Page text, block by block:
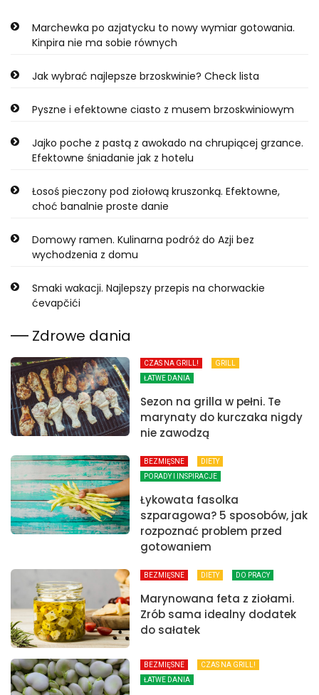
Marchewka po azjatycku to nowy wymiar gotowania.
Kinpira nie ma sobie równych
Jak wybrać najlepsze brzoskwinie? Check lista
Pyszne i efektowne ciasto z musem brzoskwiniowym
Jajko poche z pastą z awokado na chrupiącej grzance.
Efektowne śniadanie jak z hotelu
Łosoś pieczony pod ziołową kruszonką. Efektowne,
choć banalnie proste danie
Domowy ramen. Kulinarna podróż do Azji bez
wychodzenia z domu
Smaki wakacji. Najlepszy przepis na chorwackie
ćevapčići
Zdrowe dania
CZAS NA GRILL!
GRILL
ŁATWE DANIA
Sezon na grilla w pełni. Te
marynaty do kurczaka nigdy
nie zawodzą
BEZMIĘSNE
DIETY
PORADY I INSPIRACJE
Łykowata fasolka
szparagowa? 5 sposobów, jak
rozpoznać problem przed
gotowaniem
BEZMIĘSNE DIETY DO PRACY
Marynowana feta z ziołami.
Zrób sama idealny dodatek
do sałatek
BEZMIĘSNE
CZAS NA GRILL!
ŁATWE DANIA